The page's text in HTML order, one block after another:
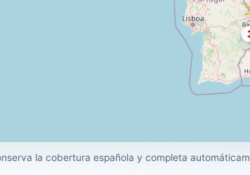
la cobertura española y completa